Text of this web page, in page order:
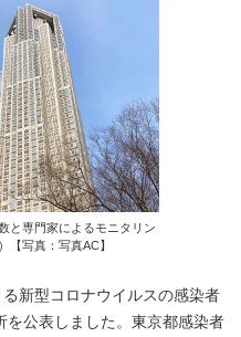
と専門家によるモニタリン
【写真：写真AC】
新型コロナウイルスの感染者
を公表しました。東京都感染者